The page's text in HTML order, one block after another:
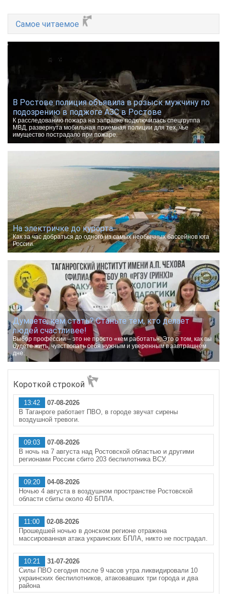
Самое читаемое
В Ростове полиция объявила в розыск мужчину по
подозрению в поджоге АЗС в Ростове
К расследованию пожара на заправке подключилась спецгруппа
МВД, развернута мобильная приемная полиции для тех, чье
имущество пострадало при пожаре.
На электричке до курорта.
Как за час добраться до одного из самых необычных бассейнов юга
России.
Думаете, кем стать? Станьте тем, кто делает
людей счастливее!
Выбор профессии – это не просто «кем работать». Это о том, как вы
будете жить, чувствовать себя нужным и уверенным в завтрашнем
дне.
Короткой строкой
13:42
07-08-2026
В Таганроге работает ПВО, в городе звучат сирены
воздушной тревоги.
09:03
07-08-2026
В ночь на 7 августа над Ростовской областью и другими
регионами России сбито 203 беспилотника ВСУ.
09:20
04-08-2026
Ночью 4 августа в воздушном пространстве Ростовской
области сбиты около 40 БПЛА.
11:00
02-08-2026
Прошедшей ночью в донском регионе отражена
массированная атака украинских БПЛА, никто не пострадал.
10:21
31-07-2026
Силы ПВО сегодня после 9 часов утра ликвидировали 10
украинских беспилотников, атаковавших три города и два
района